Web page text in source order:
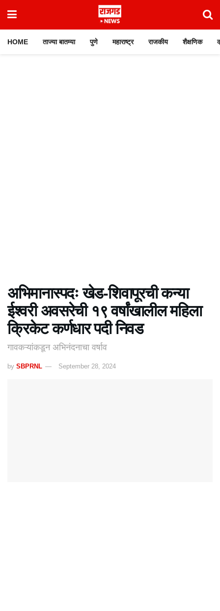
HOME ताज्या बातम्या पुणे महाराष्ट्र राजकीय शैक्षणिक
अभिमानास्पदः खेड-शिवापूरची कन्या
ईश्वरी अवसरेची १९ वर्षांखालील महिला
क्रिकेट कर्णधार पदी निवड
गावकऱ्यांकडून अभिनंदनाचा वर्षाव
by SBPRNL September 28, 2024